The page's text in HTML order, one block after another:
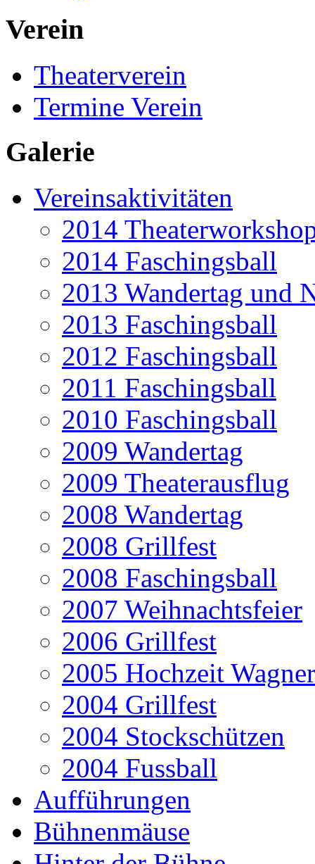
Verein
Theaterverein
Termine Verein
Galerie
Vereinsaktivitäten
2014
2014 Faschingsball
2013 Wandertag und
2013 Faschingsball
2012 Faschingsball
2011 Faschingsball
2010 Faschingsball
2009 Wandertag
2009 Theaterausflug
2008 Wandertag
2008 Grillfest
2008 Faschingsball
2007 Weihnachtsfeier
2006 Grillfest
2005 Hochzeit
2004 Grillfest
2004 Stockschützen
2004 Fussball
Aufführungen
Bühnenmäuse